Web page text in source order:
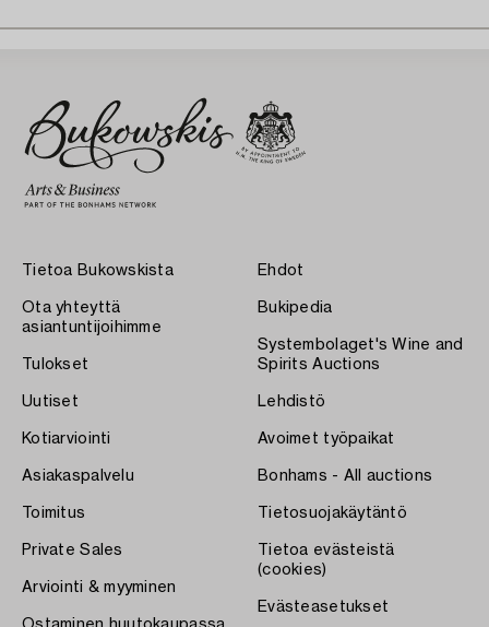
Tietoa Bukowskista
Ota yhteyttä
asiantuntijoihimme
Tulokset
Uutiset
Kotiarviointi
Asiakaspalvelu
Toimitus
Private Sales
Arviointi & myyminen
Ehdot
Bukipedia
Systembolaget's Wine and
Spirits Auctions
Lehdistö
Avoimet työpaikat
Bonhams - All auctions
Tietosuojakäytäntö
Tietoa evästeistä
(cookies)
Evästeasetukset